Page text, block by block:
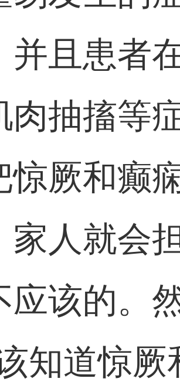
并且患者
肉抽搐等
惊厥和癫
家人就会
应该的。
知道惊厥